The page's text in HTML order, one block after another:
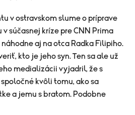
v ostravskom slume o príprave
súčasnej kríze pre CNN Prima
aj na otca Radka Filipiho.
kto je jeho syn. Ten sa ale už
medializácii vyjadril, že s
kvôli tomu, ako sa
a jemu s bratom. Podobne